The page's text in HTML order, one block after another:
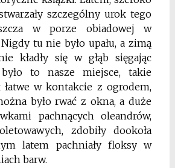
szczególny urok tego
w porze obiadowej w
tu nie było upału, a zimą
kładły się w głąb sięgając
było to nasze miejsce, takie
w kontakcie z ogrodem,
było rwać z okna, a duże
pachnących oleandrów,
zdobiły dookoła
latem pachniały floksy w
barw.